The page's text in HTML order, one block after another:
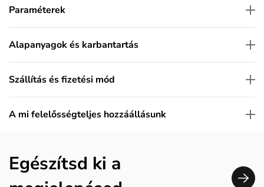
Paraméterek
Alapanyagok és karbantartás
Szállítás és fizetési mód
A mi felelősségteljes hozzáállásunk
Egészítsd ki a